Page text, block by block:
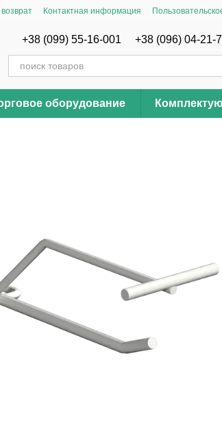
Контактная информация
+38 (099) 55-16-001 +38 (096) 04-21-
оборудование